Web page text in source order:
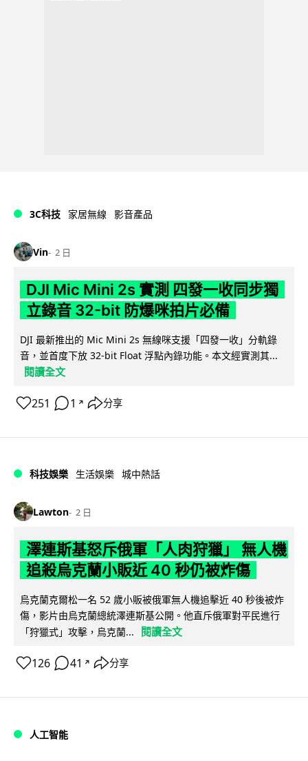
3C科技 家居無線 影音產品
Vin 2 日
DJI Mic Mini 2s 實測 四發一收同步獨
立錄音 32-bit 防爆咪拍片必備
DJI 最新推出的 Mic Mini 2s 無線咪支援「四發一收」分軌錄
音，並首度下放 32-bit Float 浮點內錄功能。本文經實測其...
閱讀全文
251 1 ↗ 分享
科技娛樂 生活娛樂 城中熱話
Lawton 2 日
澤連斯基怒斥俄軍「人肉狩獵」 無人機
追殺烏克蘭小販近 40 秒仍被炸傷
烏克蘭克爾松一名 52 歲小販被俄軍無人機追擊近 40 秒後被炸
傷，影片由烏克蘭總統澤連斯基公開。他直斥俄軍對平民進行
「狩獵式」攻擊，烏克蘭...
閱讀全文
126 41 ↗ 分享
人工智能